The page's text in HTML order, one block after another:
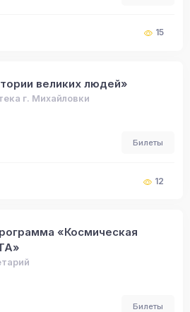
15
великих людей»
г. Михайловки
Билеты
12
«Космическая
Билеты